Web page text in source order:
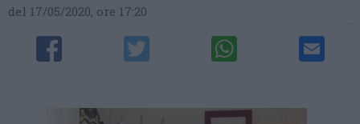
del 17/05/2020, ore 17:20